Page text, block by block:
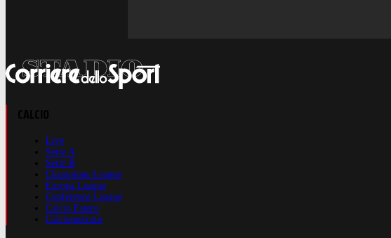
Live
Serie A
Serie B
Champions League
Europa League
Conference League
Calcio Estero
Calciomercato